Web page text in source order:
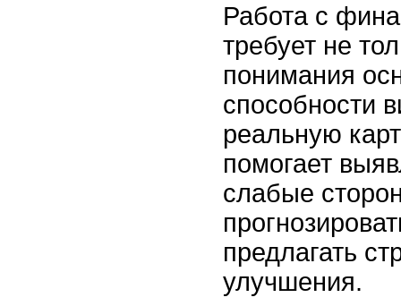
Работа с
требует не
понимания
способности
реальную
помогает
слабые
предлагать
улучшения.